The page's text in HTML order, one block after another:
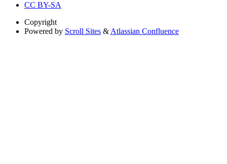
CC BY-SA
Copyright
Powered by Scroll Sites & Atlassian Confluence